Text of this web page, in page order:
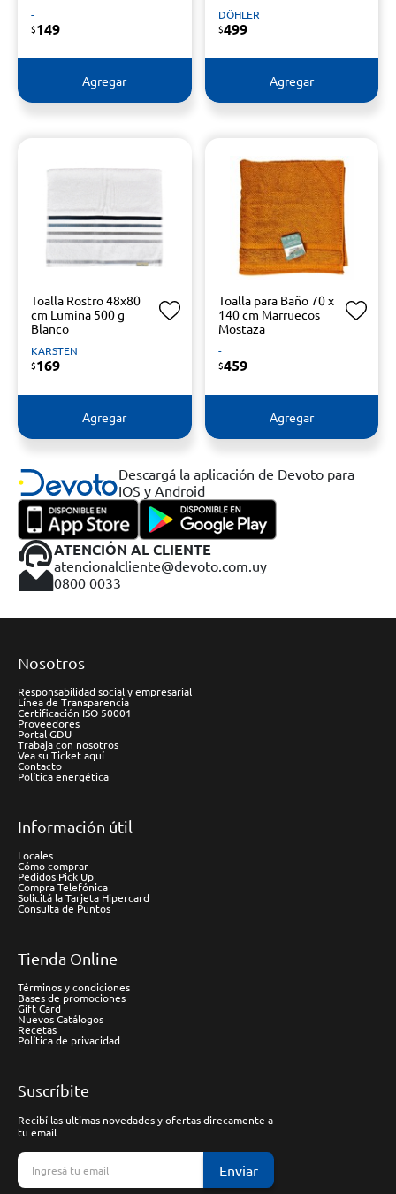
-
$149
Agregar
DÖHLER
$499
Agregar
Toalla Rostro 48x80
cm Lumina 500 g
Blanco
KARSTEN
$169
Agregar
Toalla para Baño 70 x
140 cm Marruecos
Mostaza
-
$459
Agregar
Descargá la aplicación de Devoto para
IOS y Android
ATENCIÓN AL CLIENTE
atencionalcliente@devoto.com.uy
0800 0033
Nosotros
Responsabilidad social y empresarial
Línea de Transparencia
Certificación ISO 50001
Proveedores
Portal GDU
Trabaja con nosotros
Vea su Ticket aquí
Contacto
Política energética
Información útil
Locales
Cómo comprar
Pedidos Pick Up
Compra Telefónica
Solicitá la Tarjeta Hipercard
Consulta de Puntos
Tienda Online
Términos y condiciones
Bases de promociones
Gift Card
Nuevos Catálogos
Recetas
Política de privacidad
Suscríbite
Recibí las ultimas novedades y ofertas direcamente a
tu email
Enviar